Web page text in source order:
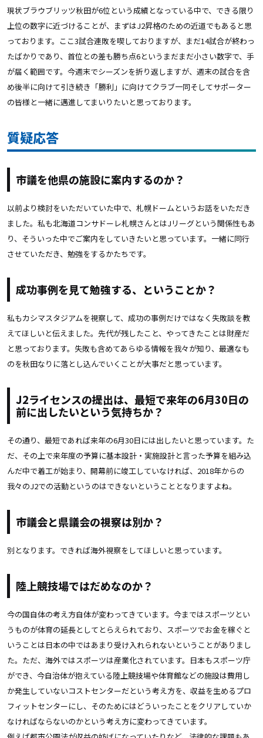
現状ブラウブリッツ秋田が6位という成績となっている中で、できる限り
上位の数字に近づけることが、まずはJ2昇格のための近道でもあると思
っております。ここ3試合連敗を喫しておりますが、まだ14試合が終わっ
たばかりであり、首位との差も勝ち点6というまだまだ小さい数字で、手
が届く範囲です。今週末でシーズンを折り返しますが、週末の試合を含
め後半に向けて引き続き「勝利」に向けてクラブ一同そしてサポーター
の皆様と一緒に邁進してまいりたいと思っております。
質疑応答
市議を他県の施設に案内するのか？
以前より検討をいただいていた中で、札幌ドームというお話をいただき
ました。私も北海道コンサドーレ札幌さんとはJリーグという関係性もあ
り、そういった中でご案内をしていきたいと思っています。一緒に同行
させていただき、勉強をするかたちです。
成功事例を見て勉強する、ということか？
私もカシマスタジアムを視察して、成功の事例だけではなく失敗談を教
えてほしいと伝えました。先代が残したこと、やってきたことは財産だ
と思っております。失敗も含めてあらゆる情報を我々が知り、最適なも
のを秋田なりに落とし込んでいくことが大事だと思っています。
J2ライセンスの提出は、最短で来年の6月30日の
前に出したいという気持ちか？
その通り、最短であれば来年の6月30日には出したいと思っています。た
だ、その上で来年度の予算に基本設計・実施設計と言った予算を組み込
んだ中で着工が始まり、開幕前に竣工していなければ、2018年からの
我々のJ2での活動というのはできないということとなりますよね。
市議会と県議会の視察は別か？
別となります。できれば海外視察をしてほしいと思っています。
陸上競技場ではだめなのか？
今の国自体の考え方自体が変わってきています。今まではスポーツとい
うものが体育の延長としてとらえられており、スポーツでお金を稼ぐと
いうことは日本の中ではあまり受け入れられないということがありまし
た。ただ、海外ではスポーツは産業化されています。日本もスポーツ庁
ができ、今自治体が抱えている陸上競技場や体育館などの施設は費用し
か発生していないコストセンターだという考え方を、収益を生めるプロ
フィットセンターにし、そのためにはどういったことをクリアしていか
なければならないのかという考え方に変わってきています。